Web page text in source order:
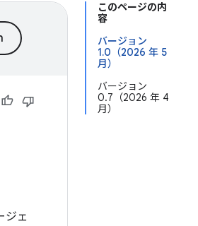
このページの内
容
バージョン
1.0（2026 年 5
月）
バージョン
0.7（2026 年 4
月）
ジェ